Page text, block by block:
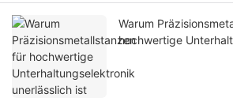
Warum
hochwertige